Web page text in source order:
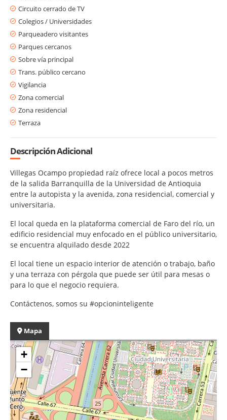
Circuito cerrado de TV
Colegios / Universidades
Parqueadero visitantes
Parques cercanos
Sobre vía principal
Trans. público cercano
Vigilancia
Zona comercial
Zona residencial
Terraza
Descripción Adicional
Villegas Ocampo propiedad raíz ofrece local a pocos metros
de la salida Barranquilla de la Universidad de Antioquia
entre la autopista y la avenida, zona residencial, comercial y
universitaria.
El local queda en la plataforma comercial de Faro del río, un
edificio residencial muy enfocado en el público universitario,
se encuentra alquilado desde 2022
El local tiene un espacio interior de atención o trabajo, baño
y una terraza con pérgola que puede ser útil para mesas o
para lo que el negocio requiera.
Contáctenos, somos su #opcioninteligente
Mapa
+
−